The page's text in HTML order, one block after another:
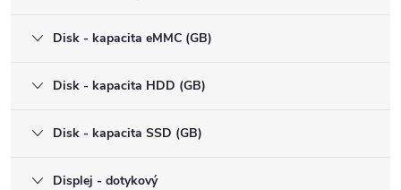
Disk - kapacita eMMC (GB)
Disk - kapacita HDD (GB)
Disk - kapacita SSD (GB)
Displej - dotykový